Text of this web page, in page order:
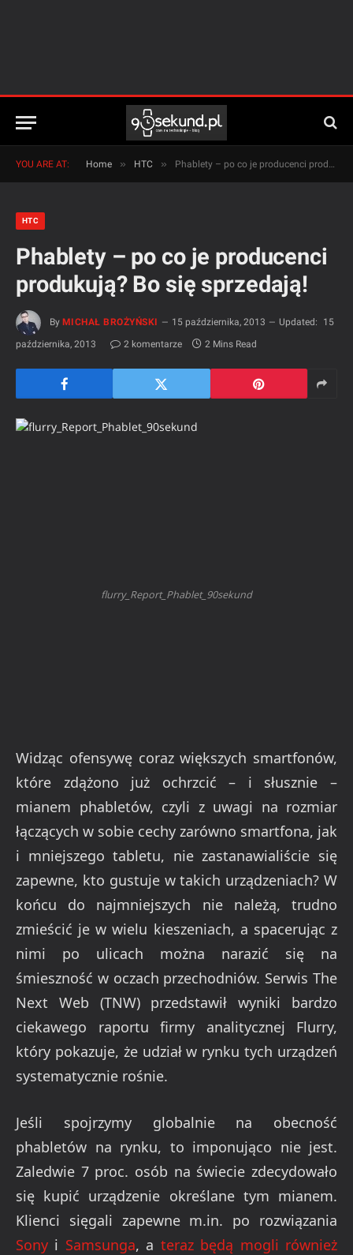
YOU ARE AT: Home » HTC » Phablety – po co je producenci produkują? Bo się sprzedają!
HTC
Phablety – po co je producenci
produkują? Bo się sprzedają!
By MICHAŁ BROŻYŃSKI 15 października, 2013 Updated:
15
października, 2013
2 komentarze 2 Mins Read
flurry_Report_Phablet_90sekund
Widząc ofensywę coraz większych smartfonów,
które zdążono już ochrzcić – i słusznie –
mianem phabletów, czyli z uwagi na rozmiar
łączących w sobie cechy zarówno smartfona, jak
i mniejszego tabletu, nie zastanawialiście się
zapewne, kto gustuje w takich urządzeniach? W
końcu do najmniejszych nie należą, trudno
zmieścić je w wielu kieszeniach, a spacerując z
nimi po ulicach można narazić się na
śmieszność w oczach przechodniów. Serwis The
Next Web (TNW) przedstawił wyniki bardzo
ciekawego raportu firmy analitycznej Flurry,
który pokazuje, że udział w rynku tych urządzeń
systematycznie rośnie.
Jeśli spojrzymy globalnie na obecność
phabletów na rynku, to imponująco nie jest.
Zaledwie 7 proc. osób na świecie zdecydowało
się kupić urządzenie określane tym mianem.
Klienci sięgali zapewne m.in. po rozwiązania
Sony i Samsunga, a teraz będą mogli również